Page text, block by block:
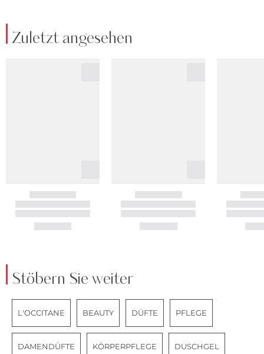
Zuletzt angesehen
Stöbern Sie weiter
L'OCCITANE BEAUTY DÜFTE PFLEGE
DAMENDÜFTE KÖRPERPFLEGE DUSCHGEL